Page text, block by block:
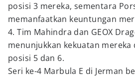
posisi 3 mereka, sementara
memanfaatkan keuntungan
4. Tim Mahindra dan GEOX
menunjukkan kekuatan mereka
posisi 5 dan 6.
Seri ke-4 Marbula E di Jerman